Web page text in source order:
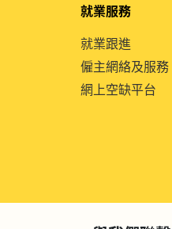
就業服務
就業跟進
僱主網絡及服務
網上空缺平台